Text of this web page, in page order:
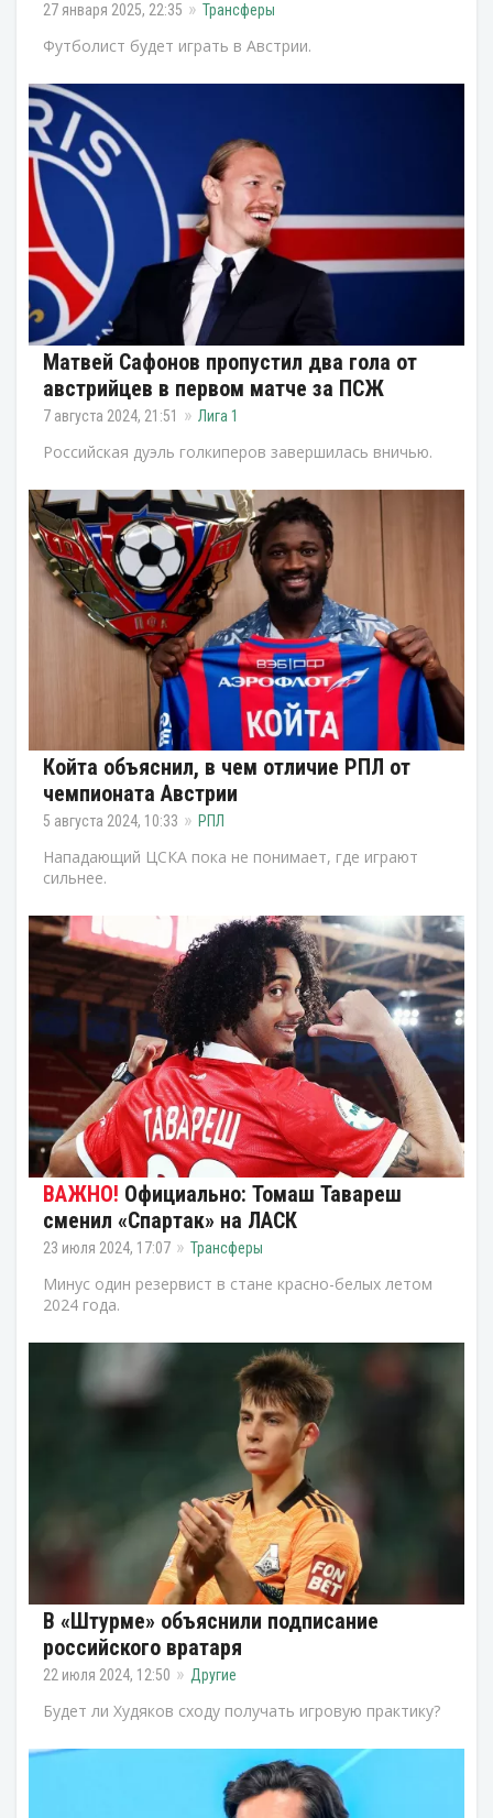
27 января 2025, 22:35 Трансферы
Футболист будет играть в Австрии.
Матвей Сафонов пропустил два гола от
австрийцев в первом матче за ПСЖ
7 августа 2024, 21:51 Лига 1
Российская дуэль голкиперов завершилась вничью.
Койта объяснил, в чем отличие РПЛ от
чемпионата Австрии
5 августа 2024, 10:33 РПЛ
Нападающий ЦСКА пока не понимает, где играют
сильнее.
Официально: Томаш Тавареш
сменил «Спартак» на ЛАСК
23 июля 2024, 17:07 Трансферы
Минус один резервист в стане красно-белых летом
2024 года.
В «Штурме» объяснили подписание
российского вратаря
22 июля 2024, 12:50 Другие
Будет ли Худяков сходу получать игровую практику?